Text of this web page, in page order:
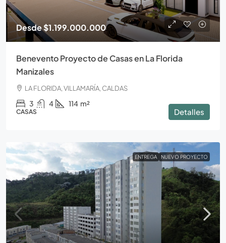
Desde$1.199.000.000
Benevento Proyecto de Casas en La Florida
Manizales
LA FLORIDA, VILLAMARÍA, CALDAS
3 4 114 m²
CASAS Detalles
ENTREGA NUEVO PROYECTO